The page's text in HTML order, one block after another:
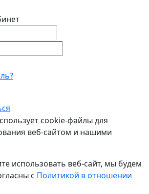
cookie-файлы для
веб-сайтом и нашими
использовать веб-сайт, мы будем
с Политикой в отношении